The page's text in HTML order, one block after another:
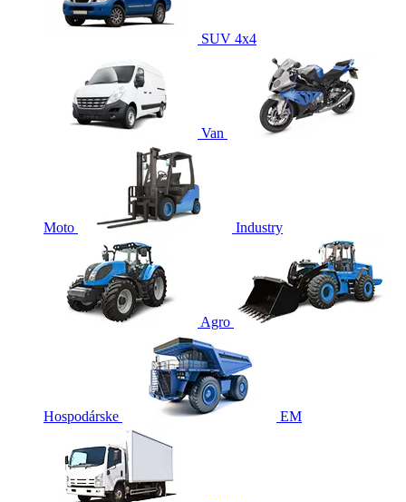
SUV 4x4
Van
Moto Industry
Agro
Hospodárske EM